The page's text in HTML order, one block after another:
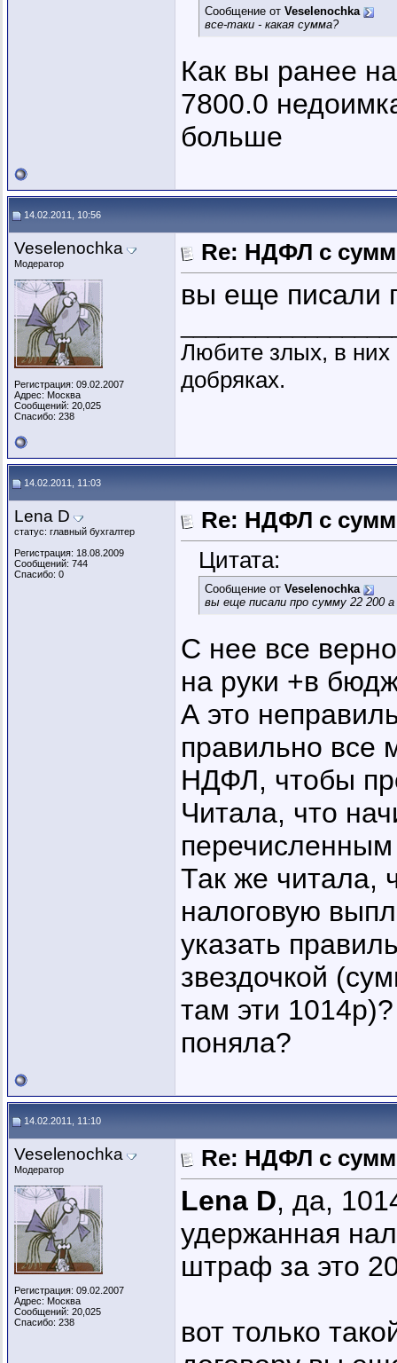
Сообщение от Veselenochka
все-таки - какая сумма?
Как вы ранее
7800.0
больше
14.02.2011, 10:56
Veselenochka
Модератор
Регистрация: 09.02.2007
Адрес: Москва
Сообщений: 20,025
Спасибо: 238
Re: НДФЛ с
вы еще писали
Любите злых, в
добряках.
14.02.2011, 11:03
Lena D
статус: главный бухгалтер
Регистрация: 18.08.2009
Сообщений: 744
Спасибо: 0
Re: НДФЛ с
Цитата:
Сообщение от Veselenochka
вы еще писали про сумму 22 200
С нее все
на руки +в
А это
правильно все
НДФЛ, чтобы
Читала, что
Так же читала,
налоговую
указать
звездочкой
там эти
поняла?
14.02.2011, 11:10
Veselenochka
Модератор
Регистрация: 09.02.2007
Адрес: Москва
Сообщений: 20,025
Спасибо: 238
Re: НДФЛ с
Lena D, да,
удержанная
штраф за это
вот только